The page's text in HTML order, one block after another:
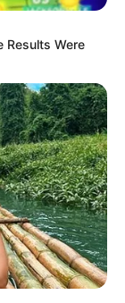
Results Were